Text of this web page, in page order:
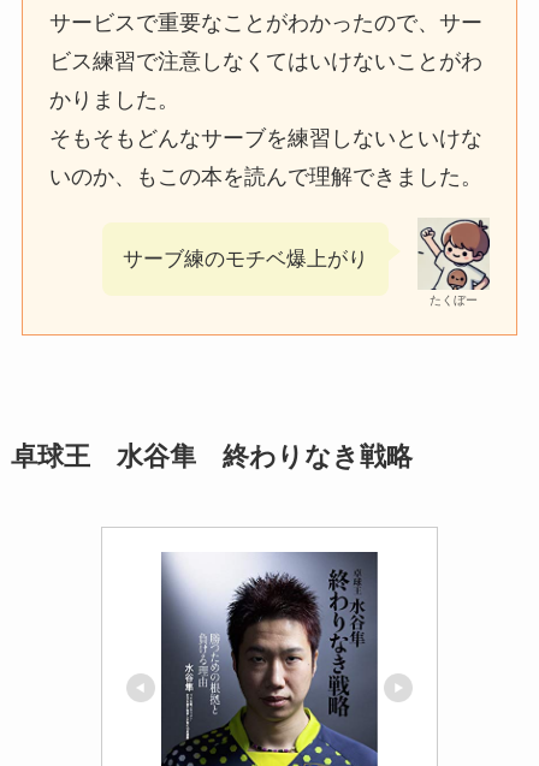
サービスで重要なことがわかったので、サー
ビス練習で注意しなくてはいけないことがわ
かりました。
そもそもどんなサーブを練習しないといけな
いのか、もこの本を読んで理解できました。
たくぼー
サーブ練のモチベ爆上がり
卓球王 水谷隼 終わりなき戦略